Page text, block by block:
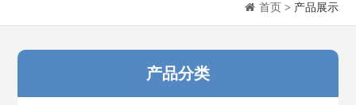
首页 > 产品展示
产品分类